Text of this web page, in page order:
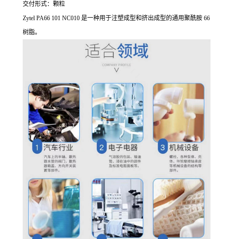
交付形式：颗粒
Zytel PA66 101 NC010 是一种用于注塑成型和挤出成型的通用聚酰胺 66
树脂。